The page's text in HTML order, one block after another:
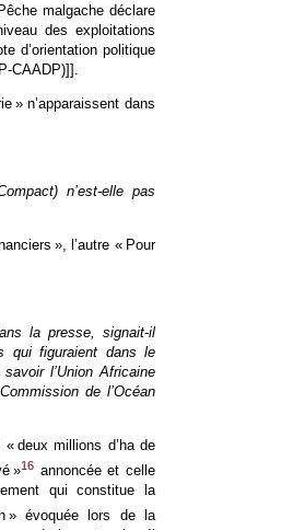
malgache déclare
des exploitations
d’orientation politique
CAADP)]].
» n’apparaissent dans
n’est-elle pas
», l’autre « Pour
la presse, signait-il
qui figuraient dans le
l’Union Africaine
de l’Océan
deux millions d’ha de
»16annoncée et celle
qui constitue la
» évoquée lors de la